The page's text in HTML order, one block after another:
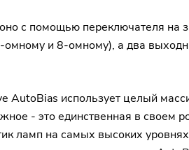
с помощью переключателя на
и 8-омному), а два
использует целый
- это единственная в своем
ламп на самых высоких